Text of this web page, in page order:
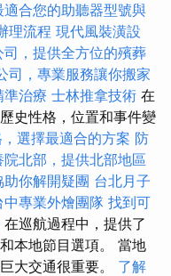
合您的助聽器型號與
理流程 現代風裝潢設
司，提供全方位的殯葬
司，專業服務讓你搬家
準治療 士林推拿技術 在
史性格，位置和事件變
選擇最適合的方案 防
院北部，提供北部地區
你解開疑團 台北月子
中專業外燴團隊 找到可
在巡航過程中，提供了
本地節目選項。 當地
大交通很重要。 了解